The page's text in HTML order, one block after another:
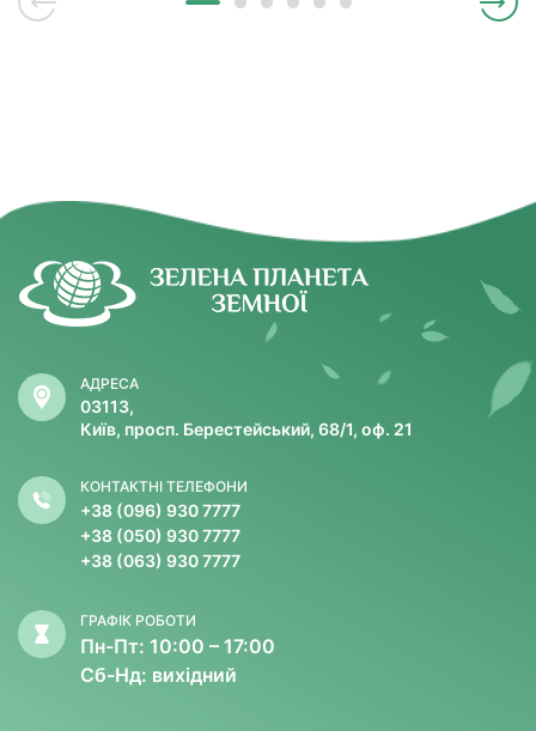
АДРЕСА
03113,
Київ, просп. Берестейський, 68/1, оф. 21
КОНТАКТНІ ТЕЛЕФОНИ
+38 (096) 930 7777
+38 (050) 930 7777
+38 (063) 930 7777
ГРАФІК РОБОТИ
Пн-Пт: 10:00 – 17:00
Сб-Нд: вихідний